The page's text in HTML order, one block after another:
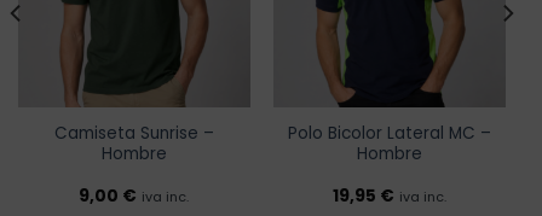
Camiseta Sunrise –
Hombre
9,00 € iva inc.
Polo Bicolor Lateral MC –
Hombre
19,95 € iva inc.